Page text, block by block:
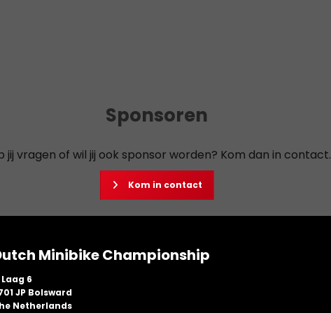
Sponsoren
jij vragen of wil jij ook sponsor worden? Kom dan in contact.
Kom in contact
Minibike Championship
Laag 6
JP Bolsward
Netherlands